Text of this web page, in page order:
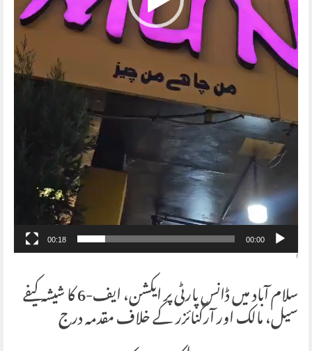
00:00
00:18
ا
سلام آباد میں ڈانس پارٹی پر ایکشن، ایف-6 کا شیشہ کیفےسیل، مالک اور آرگنائزر کے خلاف مقدمہ درج